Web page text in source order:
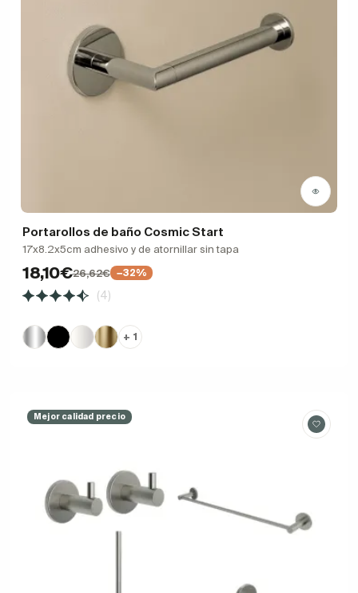
Portarollos de baño Cosmic Start
17x8.2x5cm adhesivo y de atornillar sin tapa
18,10€26,62€ −32%
(4)
+ 1
Mejor calidad precio